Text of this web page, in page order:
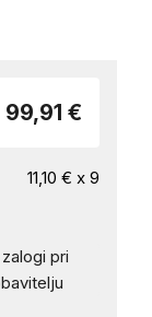
99,91 €
11,10 € x 9
pri